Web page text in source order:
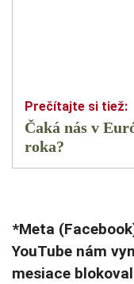
Čaká nás v
roka?
*Meta
YouTube nám
mesiace